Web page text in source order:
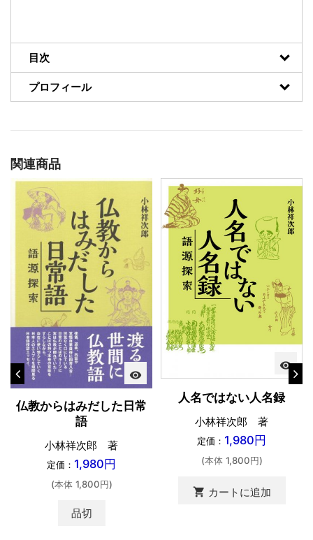
目次
プロフィール
関連商品
visibility
仏教からはみだした日常
語
小林祥次郎 著
定価： 1,980円
(本体 1,800円)
品切
visibility
人名ではない人名録
小林祥次郎 著
定価： 1,980円
(本体 1,800円)
shopping_cart カートに追加